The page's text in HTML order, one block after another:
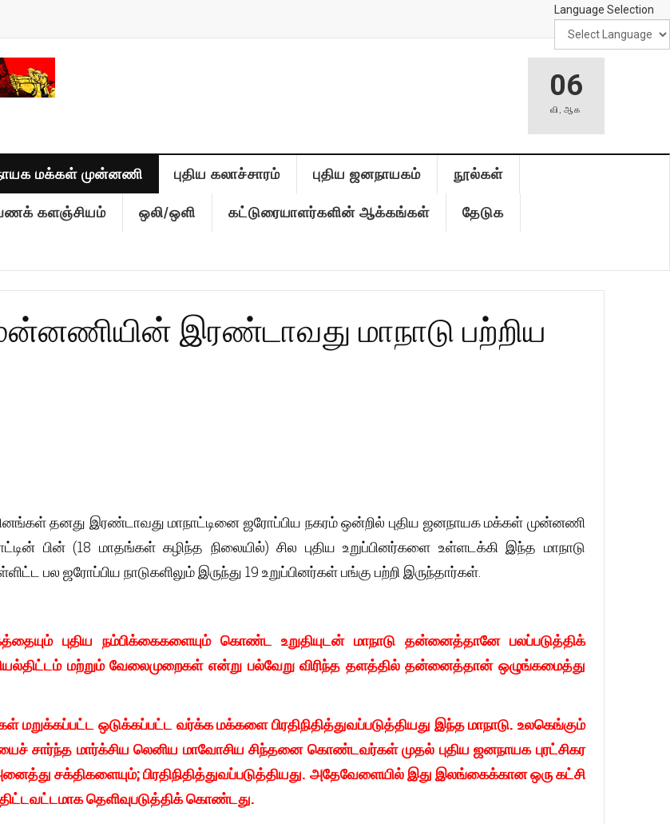
Language Selection
06
வி ,ஆக
மக்கள் முன்னணி புதிய கலாச்சாரம் புதிய ஜனநாயகம் நூல்கள்
களஞ்சியம் ஒலி/ஒளி கட்டுரையாளர்களின் ஆக்கங்கள் தேடுக
இரண்டாவது மாநாடு பற்றிய
தனது இரண்டாவது மாநாட்டினை ஜரோப்பிய நகரம் ஒன்றில் புதிய ஜனநாயக மக்கள் முன்னணி
பின் (18 மாதங்கள் கழிந்த நிலையில்) சில புதிய உறுப்பினர்களை உள்ளடக்கி இந்த மாநாடு
பல ஜரோப்பிய நாடுகளிலும் இருந்து 19 உறுப்பினர்கள் பங்கு பற்றி இருந்தார்கள்.
புதிய நம்பிக்கைகளையும் கொண்ட உறுதியுடன் மாநாடு தன்னைத்தானே பலப்படுத்திக்
மற்றும் வேலைமுறைகள் என்று பல்வேறு விரிந்த தளத்தில் தன்னைத்தான் ஒழுங்கமைத்து
மறுக்கப்பட்ட ஒடுக்கப்பட்ட வர்க்க மக்களை பிரதிநிதித்துவப்படுத்தியது இந்த மாநாடு. உலகெங்கும்
சார்ந்த மார்க்சிய லெனிய மாவோசிய சிந்தனை கொண்டவர்கள் முதல் புதிய ஜனநாயக புரட்சிகர
சக்திகளையும்; பிரதிநிதித்துவப்படுத்தியது. அதேவேளையில் இது இலங்கைக்கான ஒரு கட்சி
தெளிவுபடுத்திக் கொண்டது.